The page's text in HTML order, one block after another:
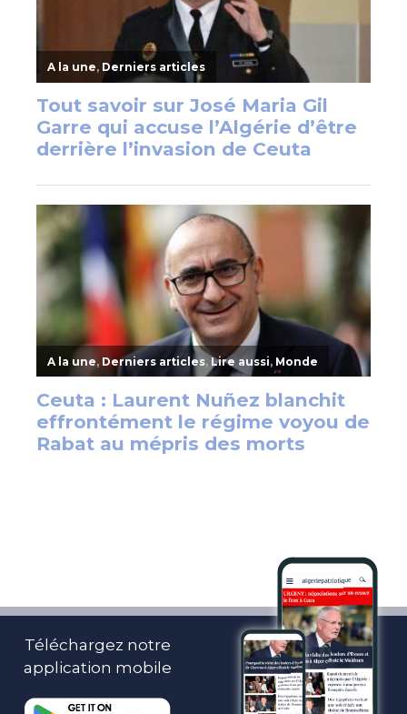
Téléchargez notre
application mobile